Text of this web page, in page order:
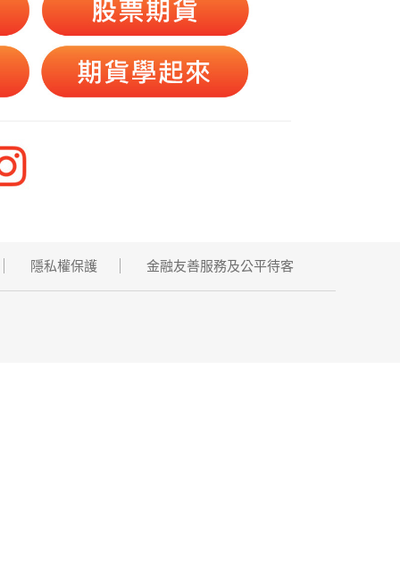
隱私權保護 金融友善服務及公平待客